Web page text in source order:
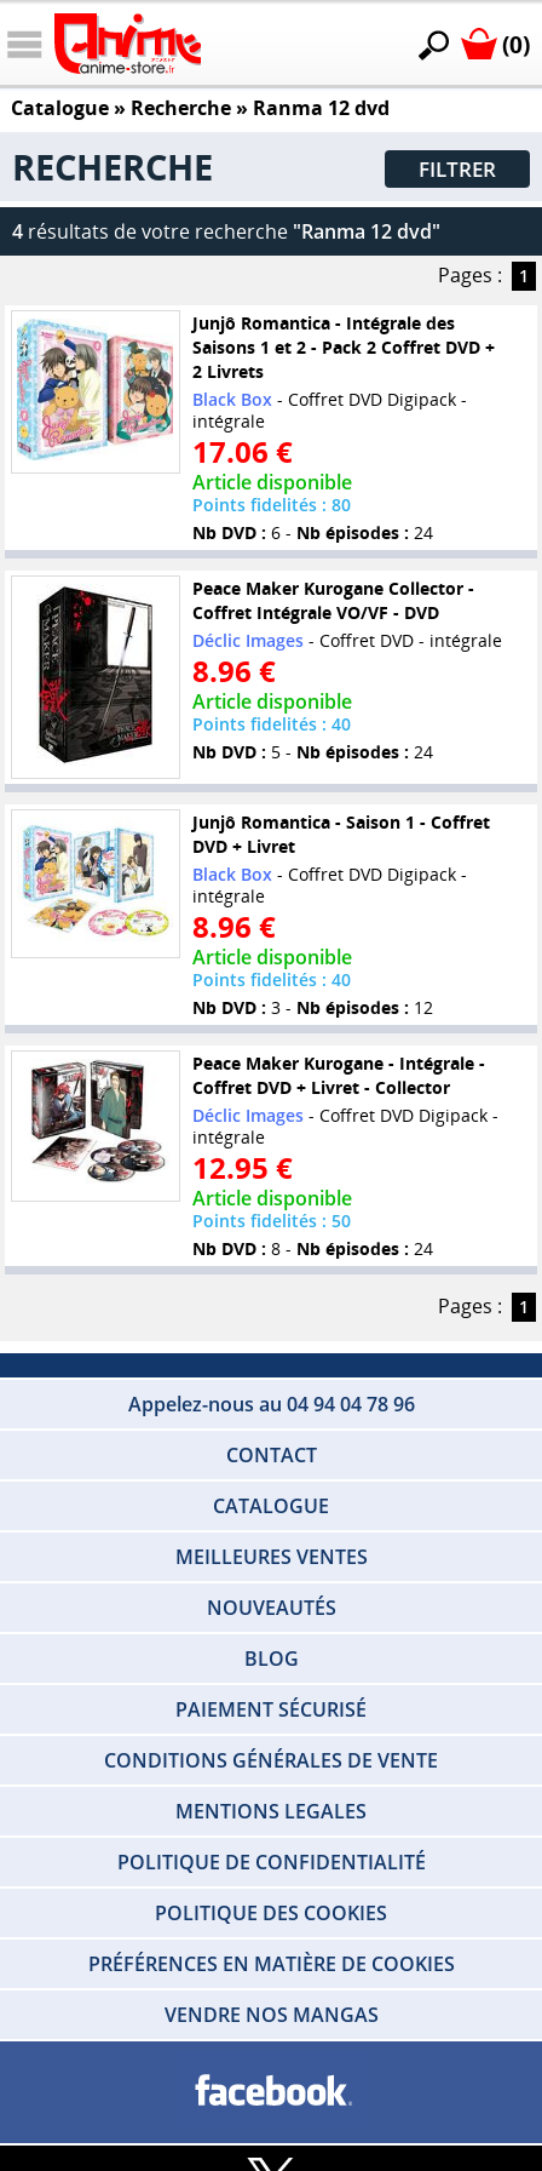
(0)
Catalogue» Recherche » Ranma 12 dvd
RECHERCHE FILTRER
4 résultats de votre recherche "Ranma 12 dvd"
Pages :
1
Junjô Romantica - Intégrale des
Saisons 1 et 2 - Pack 2 Coffret DVD +
2 Livrets
Black Box- Coffret DVD Digipack -
intégrale
17.06 €
Article disponible
Points fidelités : 80
Nb DVD : 6 - Nb épisodes : 24
Peace Maker Kurogane Collector -
Coffret Intégrale VO/VF - DVD
Déclic Images- Coffret DVD - intégrale
8.96 €
Article disponible
Points fidelités : 40
Nb DVD : 5 - Nb épisodes : 24
Junjô Romantica - Saison 1 - Coffret
DVD + Livret
Black Box- Coffret DVD Digipack -
intégrale
8.96 €
Article disponible
Points fidelités : 40
Nb DVD : 3 - Nb épisodes : 12
Peace Maker Kurogane - Intégrale -
Coffret DVD + Livret - Collector
Déclic Images- Coffret DVD Digipack -
intégrale
12.95 €
Article disponible
Points fidelités : 50
Nb DVD : 8 - Nb épisodes : 24
Pages : 1
Appelez-nous au 04 94 04 78 96
CONTACT
CATALOGUE
MEILLEURES VENTES
NOUVEAUTÉS
BLOG
PAIEMENT SÉCURISÉ
CONDITIONS GÉNÉRALES DE VENTE
MENTIONS LEGALES
POLITIQUE DE CONFIDENTIALITÉ
POLITIQUE DES COOKIES
PRÉFÉRENCES EN MATIÈRE DE COOKIES
VENDRE NOS MANGAS